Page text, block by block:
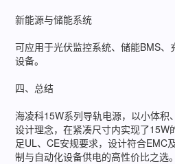
新能源与储能系统
可应用于光伏监控系统、储能BMS
设备。
四、总结
海凌科15W系列导轨电源，以小体积
设计理念，在紧凑尺寸内实现了15W
足UL、CE安规要求，设计符合EMC
制与自动化设备供电的高性价比之选